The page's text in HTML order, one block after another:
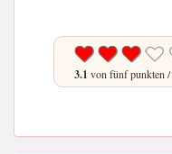
3.1 von fünf punkten /